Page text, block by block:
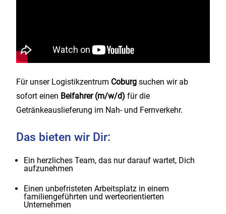
Für unser Logistikzentrum Coburg suchen wir ab
sofort einen Beifahrer (m/w/d) für die
Getränkeauslieferung im Nah- und Fernverkehr.
Das bieten wir Dir:
Ein herzliches Team, das nur darauf wartet, Dich
aufzunehmen
Einen unbefristeten Arbeitsplatz in einem
familiengeführten und werteorientierten
Unternehmen